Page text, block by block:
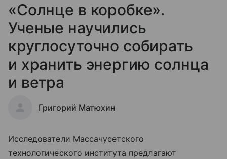
«Солнце в коробке».
Ученые научились
круглосуточно собирать
и хранить энергию солнца
и ветра
Григорий Матюхин
Исследователи Массачусетского
технологического института предлагают